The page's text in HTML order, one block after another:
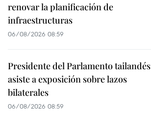
renovar la planificación de
infraestructuras
06/08/2026 08:59
Presidente del Parlamento tailandés
asiste a exposición sobre lazos
bilaterales
06/08/2026 08:59